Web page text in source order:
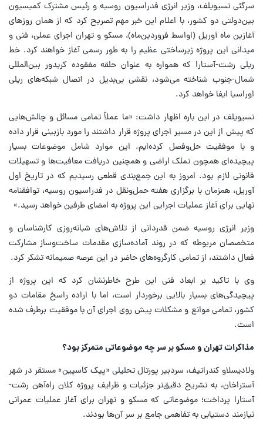
سرگئی تسیویلف، وزیر انرژی فدراسیون روسیه و رئیس مشترک کمیسیون
بین‌دولتی دو کشور، با اعلام این خبر مهم تصریح کرد که از همان روزهای
آغازین ماه آوریل (اواسط فروردین‌ماه)، مسکو و تهران اجرای عملی، فنی و
میدانی این پروژه زیرساختی عظیم را به طور رسمی آغاز خواهند کرد. خط
ریلی رشت-آستارا که همواره به عنوان حلقه مفقوده کریدور بین‌المللی
شمال-جنوب شناخته می‌شود، نقشی بی‌بدیل در اتصال شبکه‌های ریلی
اوراسیا ایفا خواهد کرد.
تسیویلف در این باره اظهار داشت: «ما عملاً تمامی مسائل و چالش‌هایی
که پیش از این در مسیر اجرای پروژه قرار داشتند را مورد بازبینی قرار داده
و با موفقیت حل‌وفصل کرده‌ایم. این موارد شامل موضوعات بسیار
پیچیده‌ای همچون تملک اراضی و همچنین دریافت معافیت‌ها و تسهیلات
قانونی لازم بود. امروز به این جمع‌بندی قطعی رسیدیم که در تاریخ اول
آوریل، همزمان با برگزاری هفته حمل‌ونقل در فدراسیون روسیه، توافقنامه
نهایی برای آغاز عملیات اجرایی این پروژه به امضای طرفین خواهد رسید.»
وزیر انرژی روسیه ضمن قدردانی از تلاش‌های شبانه‌روزی کارشناسان و
متخصصان مربوطه که در روند آماده‌سازی مقدمات ساخت‌وساز مشارکت
فعال داشتند، از تمامی کارگروه‌های حاضر در این عرصه صمیمانه تشکر کرد.
وی با تاکید بر ابعاد فنی این طرح خاطرنشان کرد که این پروژه از
پیچیدگی‌های بسیار بالایی برخوردار است، اما با اراده راسخ مقامات دو
کشور، تمامی موانع و مشکلات پیش روی اجرای آن با موفقیت برطرف شده
است.
مذاکرات تهران و مسکو بر سر چه موضوعاتی متمرکز بود؟
ولادیسلاو کندراتیف، سردبیر پورتال تحلیلی «پیک کاسپین» مستقر در شهر
آستراخان، به تشریح دقیق‌تر جزئیات و ظرایف پروژه کلان راه‌آهن رشت-
آستارا پرداخت؛ موضوعاتی که مسکو و تهران برای آغاز عملیات عمرانی
نیازمند دستیابی به تفاهمی جامع بر سر آن‌ها بودند.